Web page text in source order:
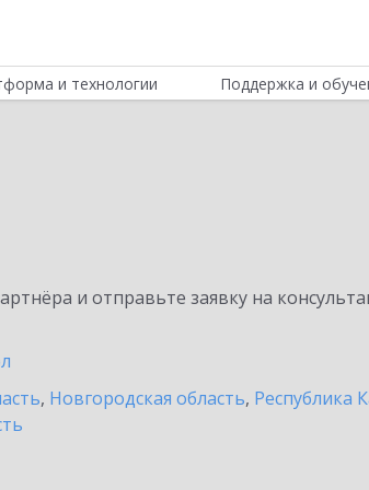
и технологии Поддержка и
и отправьте заявку на
, Новгородская область, Республика